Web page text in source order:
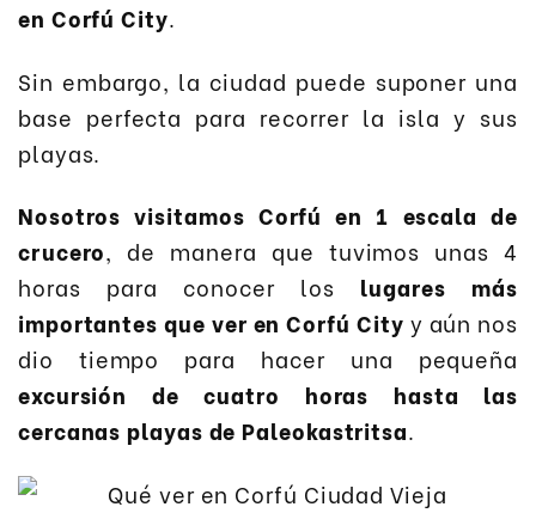
en Corfú City.
Sin embargo, la ciudad puede suponer una
base perfecta para recorrer la isla y sus
playas.
Nosotros visitamos Corfú en 1 escala de
crucero, de manera que tuvimos unas 4
horas para conocer los lugares más
importantes que ver en Corfú City y aún nos
dio tiempo para hacer una pequeña
excursión de cuatro horas hasta las
cercanas playas de Paleokastritsa.